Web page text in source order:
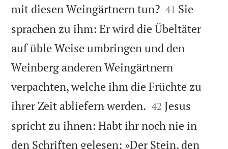
mit diesen Weingärtnern tun?
41 Sie
sprachen zu ihm: Er wird die Übeltäter
auf üble Weise umbringen und den
Weinberg anderen Weingärtnern
verpachten, welche ihm die Früchte zu
ihrer Zeit abliefern werden. 

42 Jesus
spricht zu ihnen: Habt ihr noch nie in
den Schriften gelesen: »Der Stein, den